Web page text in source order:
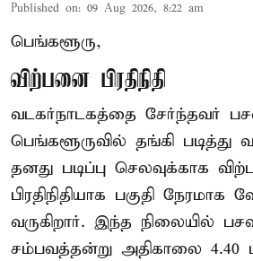
Published on: 09 Aug 2026, 8:22 am
பெங்களூரு,
விற்பனை பிரதிநிதி
வடகர்நாடகத்தை சேர்ந்தவர்
பெங்களூருவில் தங்கி படித்து
தனது படிப்பு செலவுக்காக
பிரதிநிதியாக பகுதி நேரமாக
வருகிறார். இந்த நிலையில்
சம்பவத்தன்று அதிகாலை